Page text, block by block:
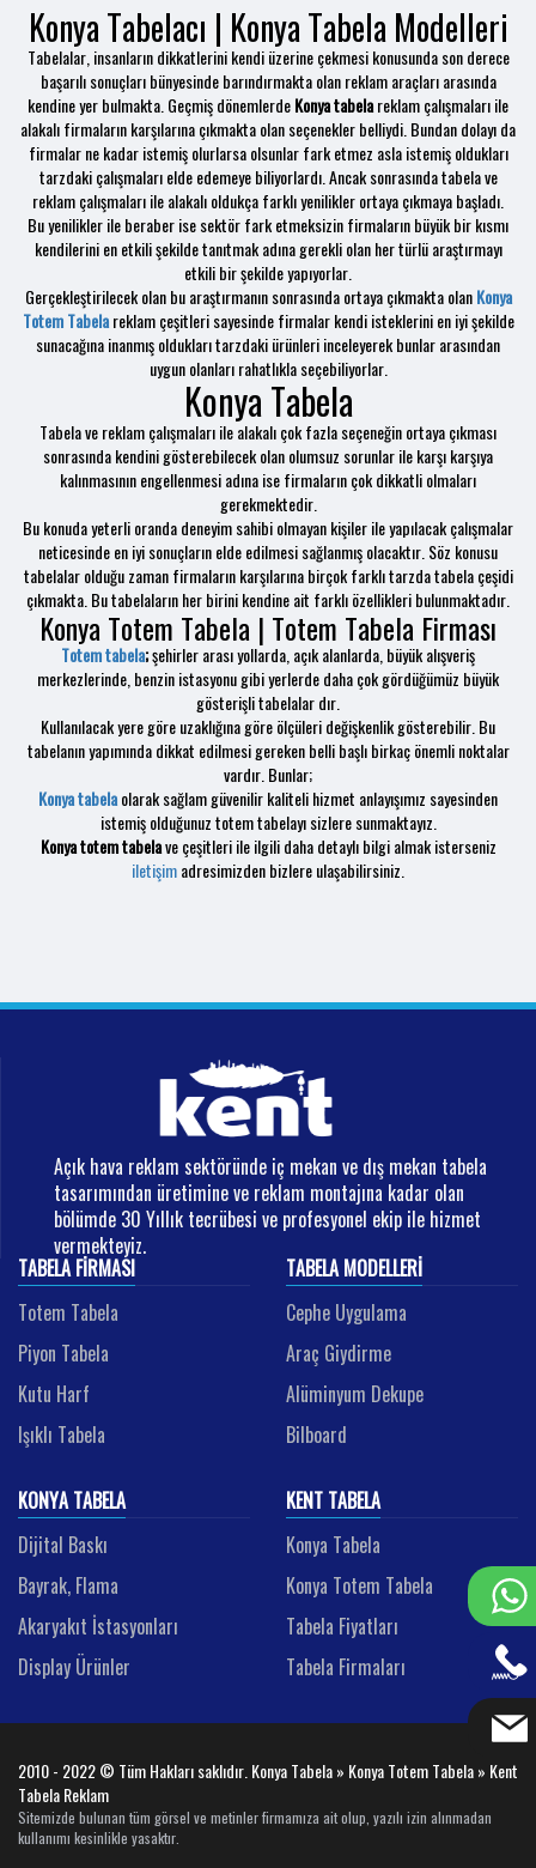
Konya Tabelacı | Konya Tabela Modelleri
Tabelalar, insanların dikkatlerini kendi üzerine çekmesi konusunda son derece
başarılı sonuçları bünyesinde barındırmakta olan reklam araçları arasında
kendine yer bulmakta. Geçmiş dönemlerdeKonya tabelareklam çalışmaları ile
alakalı firmaların karşılarına çıkmakta olan seçenekler belliydi. Bundan dolayı da
firmalar ne kadar istemiş olurlarsa olsunlar fark etmez asla istemiş oldukları
tarzdaki çalışmaları elde edemeye biliyorlardı. Ancak sonrasında tabela ve
reklam çalışmaları ile alakalı oldukça farklı yenilikler ortaya çıkmaya başladı.
Bu yenilikler ile beraber ise sektör fark etmeksizin firmaların büyük bir kısmı
kendilerini en etkili şekilde tanıtmak adına gerekli olan her türlü araştırmayı
etkili bir şekilde yapıyorlar.
Gerçekleştirilecek olan bu araştırmanın sonrasında ortaya çıkmakta olanKonya
Totem Tabelareklam çeşitleri sayesinde firmalar kendi isteklerini en iyi şekilde
sunacağına inanmış oldukları tarzdaki ürünleri inceleyerek bunlar arasından
uygun olanları rahatlıkla seçebiliyorlar.
Konya Tabela
Tabela ve reklam çalışmaları ile alakalı çok fazla seçeneğin ortaya çıkması
sonrasında kendini gösterebilecek olan olumsuz sorunlar ile karşı karşıya
kalınmasının engellenmesi adına ise firmaların çok dikkatli olmaları
gerekmektedir.
Bu konuda yeterli oranda deneyim sahibi olmayan kişiler ile yapılacak çalışmalar
neticesinde en iyi sonuçların elde edilmesi sağlanmış olacaktır. Söz konusu
tabelalar olduğu zaman firmaların karşılarına birçok farklı tarzda tabela çeşidi
çıkmakta. Bu tabelaların her birini kendine ait farklı özellikleri bulunmaktadır.
Konya Totem Tabela | Totem Tabela Firması
Totem tabela;şehirler arası yollarda, açık alanlarda, büyük alışveriş
merkezlerinde, benzin istasyonu gibi yerlerde daha çok gördüğümüz büyük
gösterişli tabelalar dır.
Kullanılacak yere göre uzaklığına göre ölçüleri değişkenlik gösterebilir. Bu
tabelanın yapımında dikkat edilmesi gereken belli başlı birkaç önemli noktalar
vardır. Bunlar;
Konya tabelaolarak sağlam güvenilir kaliteli hizmet anlayışımız sayesinden
istemiş olduğunuz totem tabelayı sizlere sunmaktayız.
Konya totem tabelave çeşitleri ile ilgili daha detaylı bilgi almak isterseniz
iletişimadresimizden bizlere ulaşabilirsiniz.
Açık hava reklam sektöründe iç mekan ve dış mekan tabela
tasarımından üretimine ve reklam montajına kadar olan
bölümde 30 Yıllık tecrübesi ve profesyonel ekip ile hizmet
vermekteyiz.
TABELA FIRMASI
Totem Tabela
Piyon Tabela
Kutu Harf
Işıklı Tabela
TABELA MODELLERI
Cephe Uygulama
Araç Giydirme
Alüminyum Dekupe
Bilboard
KONYA TABELA
Dijital Baskı
Bayrak, Flama
Akaryakıt İstasyonları
Display Ürünler
KENT TABELA
Konya Tabela
Konya Totem Tabela
Tabela Fiyatları
Tabela Firmaları
2010 - 2022 © Tüm Hakları saklıdır. Konya Tabela » Konya Totem Tabela » Kent
Tabela Reklam
Sitemizde bulunan tüm görsel ve metinler firmamıza ait olup, yazılı izin alınmadan
kullanımı kesinlikle yasaktır.